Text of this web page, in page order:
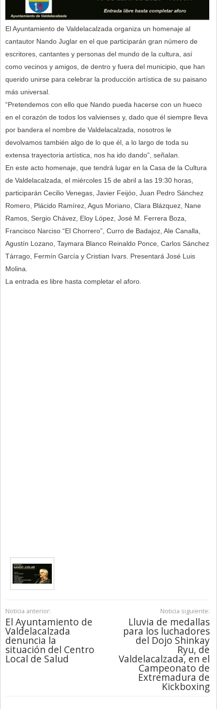
El Ayuntamiento de Valdelacalzada organiza un homenaje al
cantautor Nando Juglar en el que participarán gran número de
escritores, cantantes y personas del mundo de la cultura, así
como vecinos y amigos, de dentro y fuera del municipio, que han
querido unirse para celebrar la producción artística de su paisano
más universal.
“Pretendemos con ello que Nando pueda hacerse con un hueco
en el corazón de todos los valvienses y, dado que él siempre lleva
por bandera el nombre de Valdelacalzada, nosotros le
devolvamos también algo de lo que él, a lo largo de toda su
extensa trayectoria artística, nos ha ido dando”, señalan.
En este acto homenaje, que tendrá lugar en la Casa de la Cultura
de Valdelacalzada, el miércoles 15 de abril a las 19:30 horas,
participarán Cecilio Venegas, Javier Feijóo, Juan Pedro Sánchez
Romero, Plácido Ramírez, Agus Moriano, Clara Blázquez, Nane
Ramos, Sergio Chávez, Eloy López, José M. Ferrera Boza,
Francisco Narciso “El Chorrero”, Curro de Badajoz, Ale Canalla,
Agustín Lozano, Taymara Blanco Reinaldo Ponce, Carlos Sánchez
Tárrago, Fermín García y Cristian Ivars. Presentará José Luis
Molina.
La entrada es libre hasta completar el aforo.
Noticia anterior:
El Ayuntamiento de
Valdelacalzada
denuncia la
situación del Centro
Local de Salud
Noticia siguiente:
Lluvia de medallas
para los luchadores
del Dojo Shinkay
Ryu, de
Valdelacalzada, en el
Campeonato de
Extremadura de
Kickboxing